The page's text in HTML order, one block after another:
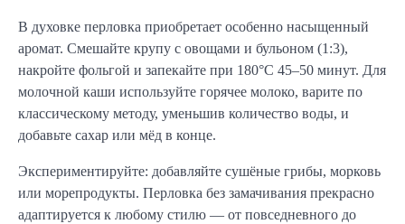
В духовке перловка приобретает особенно насыщенный
аромат. Смешайте крупу с овощами и бульоном (1:3),
накройте фольгой и запекайте при 180°C 45–50 минут. Для
молочной каши используйте горячее молоко, варите по
классическому методу, уменьшив количество воды, и
добавьте сахар или мёд в конце.
Экспериментируйте: добавляйте сушёные грибы, морковь
или морепродукты. Перловка без замачивания прекрасно
адаптируется к любому стилю — от повседневного до